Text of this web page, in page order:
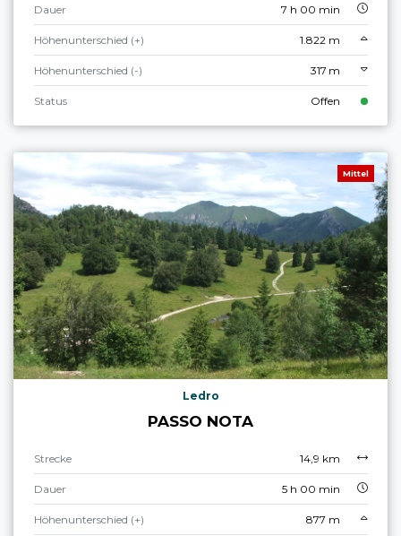
Dauer 7 h 00 min
Höhenunterschied (+) 1.822 m
Höhenunterschied (-) 317 m
Status Offen
Mittel
Ledro
PASSO NOTA
Strecke 14,9 km
Dauer 5 h 00 min
Höhenunterschied (+) 877 m